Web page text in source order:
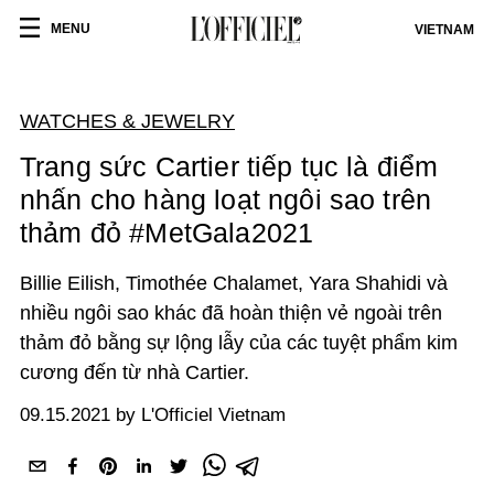
MENU VIETNAM
WATCHES & JEWELRY
Trang sức Cartier tiếp tục là điểm
nhấn cho hàng loạt ngôi sao trên
thảm đỏ #MetGala2021
Billie Eilish, Timothée Chalamet, Yara Shahidi và
nhiều ngôi sao khác đã hoàn thiện vẻ ngoài trên
thảm đỏ bằng sự lộng lẫy của các tuyệt phẩm kim
cương đến từ nhà Cartier.
09.15.2021 by L'Officiel Vietnam